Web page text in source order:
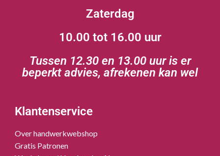
Zaterdag
10.00 tot 16.00 uur
Tussen 12.30 en 13.00 uur is er
beperkt advies, afrekenen kan wel
Klantenservice
Over handwerkwebshop
Gratis Patronen